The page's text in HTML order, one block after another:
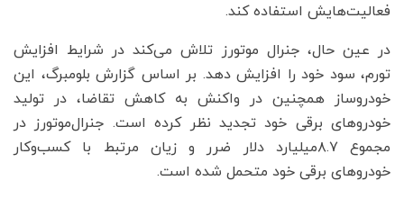
فعالیت‌هایش استفاده کند.
در عین حال، جنرال موتورز تلاش می‌کند در شرایط افزایش
تورم، سود خود را افزایش دهد. بر اساس گزارش بلومبرگ، این
خودروساز همچنین در واکنش به کاهش تقاضا، در تولید
خودروهای برقی خود تجدید نظر کرده است. جنرال‌موتورز در
مجموع ۸.۷میلیارد دلار ضرر و زیان مرتبط با کسب‌وکار
خودروهای برقی خود متحمل شده است.